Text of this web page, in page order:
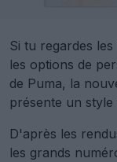
Si tu regardes
les options de
de Puma, la
présente un style
D'après les
les grands